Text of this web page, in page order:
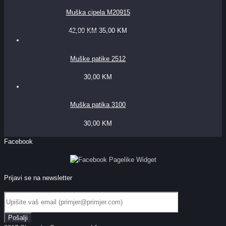
Muška cipela M20915
42,00 KM 35,00 KM
Muške patike 2512
30,00 KM
Muška patika 3100
30,00 KM
Facebook
Prijavi se na newsletter